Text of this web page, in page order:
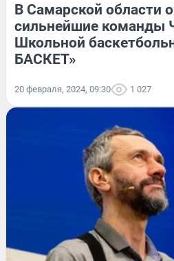
В Самарской области
сильнейшие команды
Школьной
БАСКЕТ»
20 февраля, 2024, 09:30 1 027